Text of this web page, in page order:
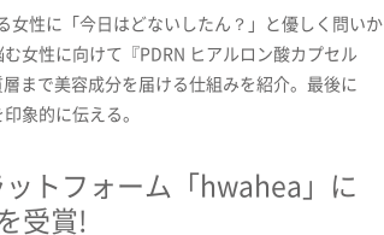
女性に「今日はどないしたん？」と優しく問いか
女性に向けて『PDRN ヒアルロン酸カプセル
まで美容成分を届ける仕組みを紹介。最後に
象的に伝える。
トフォーム「hwahea」に
受賞!